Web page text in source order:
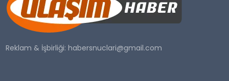
SAĞLIK
YAŞAM
Reklam & İşbirliği:habersnuclari@gmail.com